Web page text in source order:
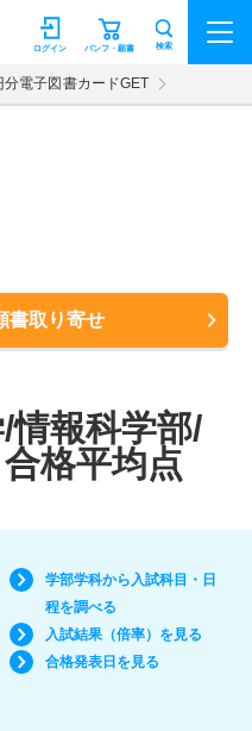
パンフ・願書
ログイン 検索
分電子図書カードGET
書取り寄せ
情報科学部/
格平均点
学部学科から入試科目・日
程を調べる
入試結果（倍率）を見る
合格発表日を見る